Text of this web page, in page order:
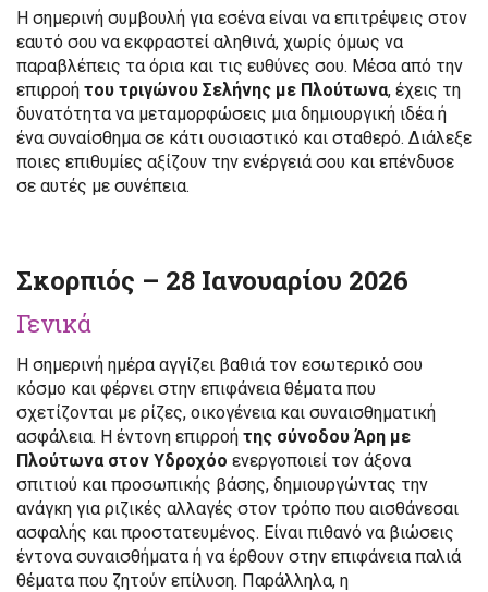
Η σημερινή συμβουλή για εσένα είναι να επιτρέψεις στον
εαυτό σου να εκφραστεί αληθινά, χωρίς όμως να
παραβλέπεις τα όρια και τις ευθύνες σου. Μέσα από την
επιρροή του τριγώνου Σελήνης με Πλούτωνα, έχεις τη
δυνατότητα να μεταμορφώσεις μια δημιουργική ιδέα ή
ένα συναίσθημα σε κάτι ουσιαστικό και σταθερό. Διάλεξε
ποιες επιθυμίες αξίζουν την ενέργειά σου και επένδυσε
σε αυτές με συνέπεια.
Σκορπιός – 28 Ιανουαρίου 2026
Γενικά
Η σημερινή ημέρα αγγίζει βαθιά τον εσωτερικό σου
κόσμο και φέρνει στην επιφάνεια θέματα που
σχετίζονται με ρίζες, οικογένεια και συναισθηματική
ασφάλεια. Η έντονη επιρροή της σύνοδου Άρη με
Πλούτωνα στον Υδροχόο ενεργοποιεί τον άξονα
σπιτιού και προσωπικής βάσης, δημιουργώντας την
ανάγκη για ριζικές αλλαγές στον τρόπο που αισθάνεσαι
ασφαλής και προστατευμένος. Είναι πιθανό να βιώσεις
έντονα συναισθήματα ή να έρθουν στην επιφάνεια παλιά
θέματα που ζητούν επίλυση. Παράλληλα, η